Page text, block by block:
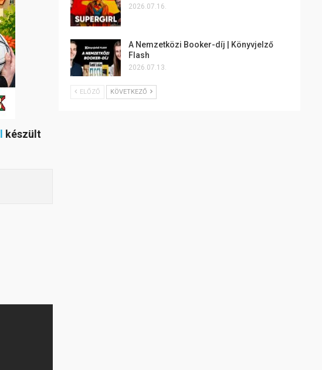
készült
2026.07.16.
A Nemzetközi Booker-díj | Könyvjelző
Flash
2026.07.13.
ELŐZŐ KÖVETKEZŐ